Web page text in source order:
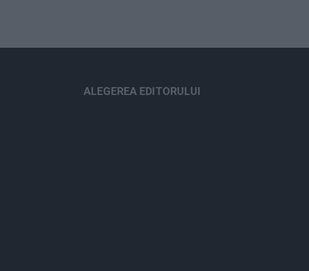
ALEGEREA EDITORULUI